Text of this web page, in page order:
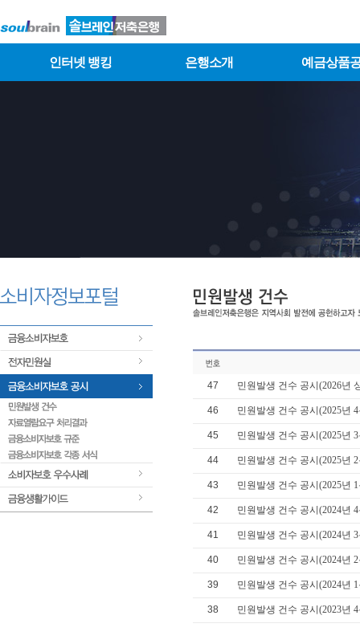
인터넷 뱅킹 은행소개 예금상품
47 민원발생 건수 공시(2026년
46 민원발생 건수 공시(2025년
45 민원발생 건수 공시(2025년
44 민원발생 건수 공시(2025년
43 민원발생 건수 공시(2025년
42 민원발생 건수 공시(2024년
41 민원발생 건수 공시(2024년
40 민원발생 건수 공시(2024년
39 민원발생 건수 공시(2024년
38 민원발생 건수 공시(2023년